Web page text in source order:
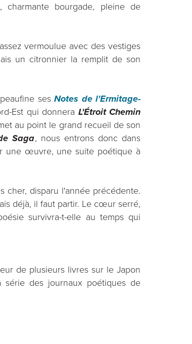
charmante bourgade, pleine de
vermoulue avec des vestiges
un citronnier la remplit de son
sesNotes de l'Ermitage-
Est qui donnera L'Étroit Chemin
au point le grand recueil de son
Saga, nous entrons donc dans
une œuvre, une suite poétique à
cher, disparu l'année précédente.
déjà, il faut partir. Le cœur serré,
survivra-t-elle au temps qui
de plusieurs livres sur le Japon
des journaux poétiques de